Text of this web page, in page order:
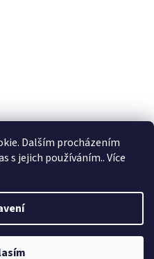
Dalším procházením
s jejich používáním.. Více